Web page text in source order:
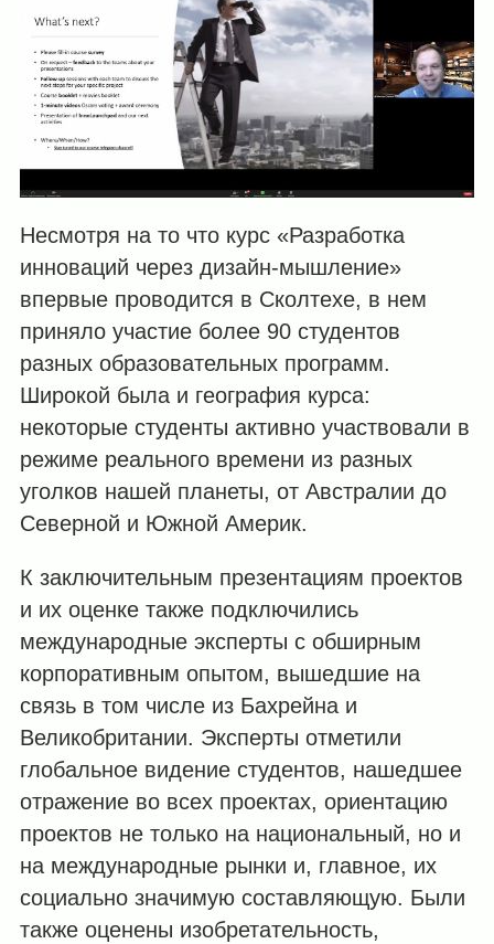
Несмотря на то что курс «Разработка
инноваций через дизайн-мышление»
впервые проводится в Сколтехе, в нем
приняло участие более 90 студентов
разных образовательных программ.
Широкой была и география курса:
некоторые студенты активно участвовали в
режиме реального времени из разных
уголков нашей планеты, от Австралии до
Северной и Южной Америк.
К заключительным презентациям проектов
и их оценке также подключились
международные эксперты с обширным
корпоративным опытом, вышедшие на
связь в том числе из Бахрейна и
Великобритании. Эксперты отметили
глобальное видение студентов, нашедшее
отражение во всех проектах, ориентацию
проектов не только на национальный, но и
на международные рынки и, главное, их
социально значимую составляющую. Были
также оценены изобретательность,